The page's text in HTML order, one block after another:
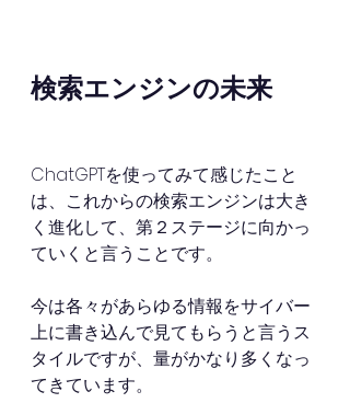
検索エンジンの未来
ChatGPTを使ってみて感じたこと
は、これからの検索エンジンは大き
く進化して、第２ステージに向かっ
ていくと言うことです。
今は各々があらゆる情報をサイバー
上に書き込んで見てもらうと言うス
タイルですが、量がかなり多くなっ
てきています。